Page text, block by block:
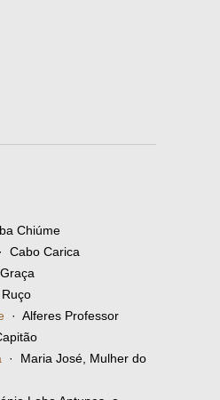
Chiúme
Cabo Carica
· Alferes Professor
· Maria José, Mulher do